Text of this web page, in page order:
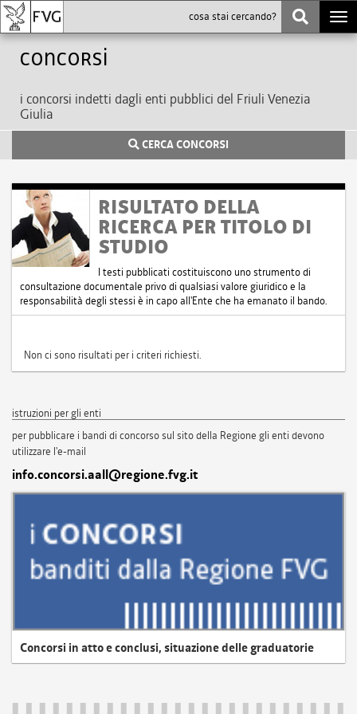
Concorsi
i concorsi indetti dagli enti pubblici del Friuli Venezia
Giulia
CERCA CONCORSI
RISULTATO DELLA
RICERCA PER TITOLO DI
STUDIO
I testi pubblicati costituiscono uno strumento di
consultazione documentale privo di qualsiasi valore giuridico e la
responsabilità degli stessi è in capo all'Ente che ha emanato il bando.
Non ci sono risultati per i criteri richiesti.
istruzioni per gli enti
per pubblicare i bandi di concorso sul sito della Regione gli enti devono
utilizzare l'e-mail
info.concorsi.aall@regione.fvg.it
Concorsi in atto e conclusi, situazione delle graduatorie